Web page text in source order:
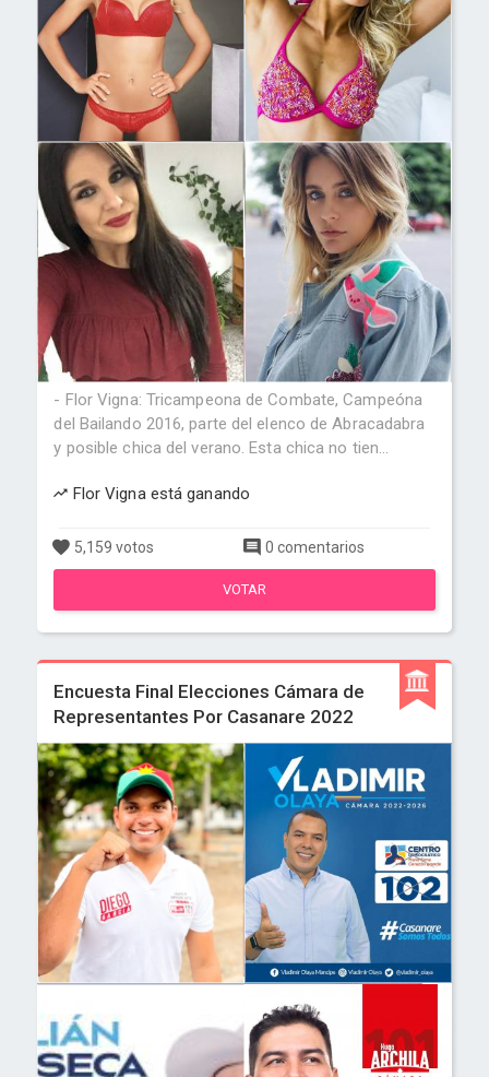
- Flor Vigna: Tricampeona de Combate, Campeóna
del Bailando 2016, parte del elenco de Abracadabra
y posible chica del verano. Esta chica no tien...
Flor Vigna está ganando
5,159 votos 0 comentarios
VOTAR
Encuesta Final Elecciones Cámara de
Representantes Por Casanare 2022